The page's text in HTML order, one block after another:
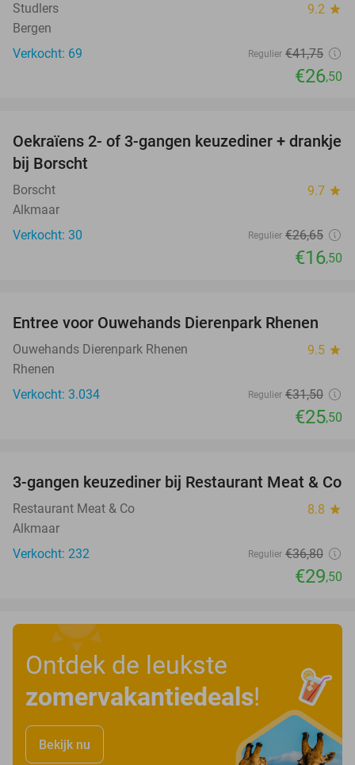
Studlers 9.2 star
Bergen
Verkocht: 69
Regulier €41,75
€26,50
38%
Oekraïens 2- of 3-gangen keuzediner + drankje
bij Borscht
Borscht 9.7 star
Alkmaar
Verkocht: 30
Regulier €26,65
€16,50
19%
Entree voor Ouwehands Dierenpark Rhenen
Ouwehands Dierenpark Rhenen 9.5 star
Rhenen
Verkocht: 3.034
Regulier €31,50
€25,50
20%
3-gangen keuzediner bij Restaurant Meat & Co
Restaurant Meat & Co 8.8 star
Alkmaar
Verkocht: 232
Regulier €36,80
€29,50
Ontdek de leukste
zomervakantiedeals!
Bekijk nu